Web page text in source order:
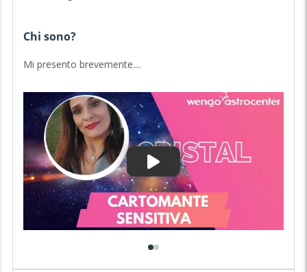
Chi sono?
Mi presento brevemente....